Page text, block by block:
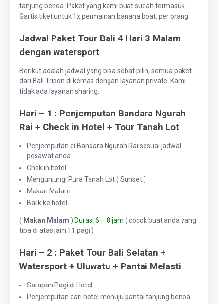
tanjung benoa. Paket yang kami buat sudah termasuk
Gartis tiket untuk 1x permainan banana boat, per orang.
Jadwal Paket Tour Bali 4 Hari 3 Malam
dengan watersport
Berikut adalah jadwal yang bisa sobat pilih, semua paket
dari Bali Tripon di kemas dengan layanan private. Kami
tidak ada layanan sharing.
Hari – 1 : Penjemputan Bandara Ngurah
Rai + Check in Hotel + Tour Tanah Lot
Penjemputan di Bandara Ngurah Rai sesuai jadwal
pesawat anda
Chek in hotel
Mengunjungi Pura Tanah Lot ( Sunset )
Makan Malam
Balik ke hotel
( Makan Malam ) Durasi 6 – 8 jam ( cocok buat anda yang
tiba di atas jam 11 pagi )
Hari – 2 : Paket Tour Bali Selatan +
Watersport + Uluwatu + Pantai Melasti
Sarapan Pagi di Hotel
Penjemputan dari hotel menuju pantai tanjung benoa